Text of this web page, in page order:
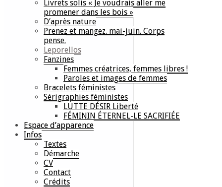
Livrets solis « Je voudrais aller me
promener dans les bois »
D’après nature
Prenez et mangez. mai-juin. Corps
pense.
Leporellos
Fanzines
Femmes créatrices, femmes libres !
Paroles et images de femmes
Bracelets féministes
Sérigraphies féministes
LUTTE DÉSIR Liberté
FÉMININ ÉTERNEL-LE SACRIFIÉE
Espace d’apparence
Infos
Textes
Démarche
CV
Contact
Crédits